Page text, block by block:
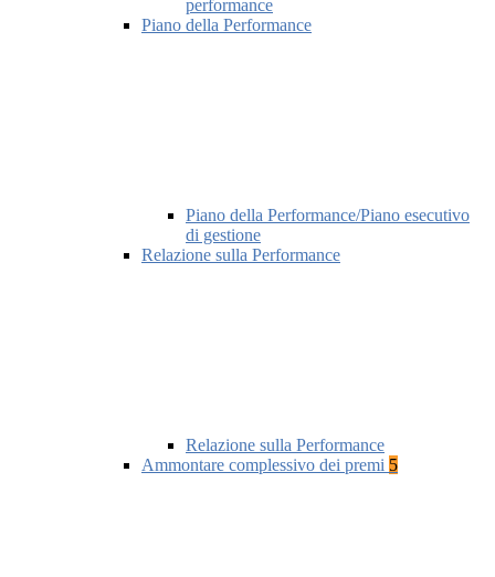
performance
Piano della Performance
Piano della Performance/Piano esecutivo
di gestione
Relazione sulla Performance
Relazione sulla Performance
Ammontare complessivo dei premi 5